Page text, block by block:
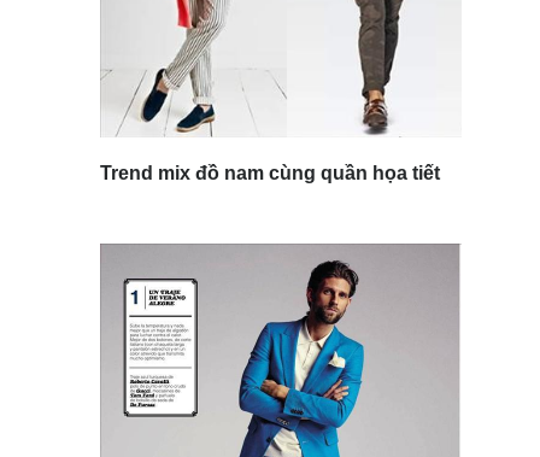
Trend mix đồ nam cùng quần họa tiết